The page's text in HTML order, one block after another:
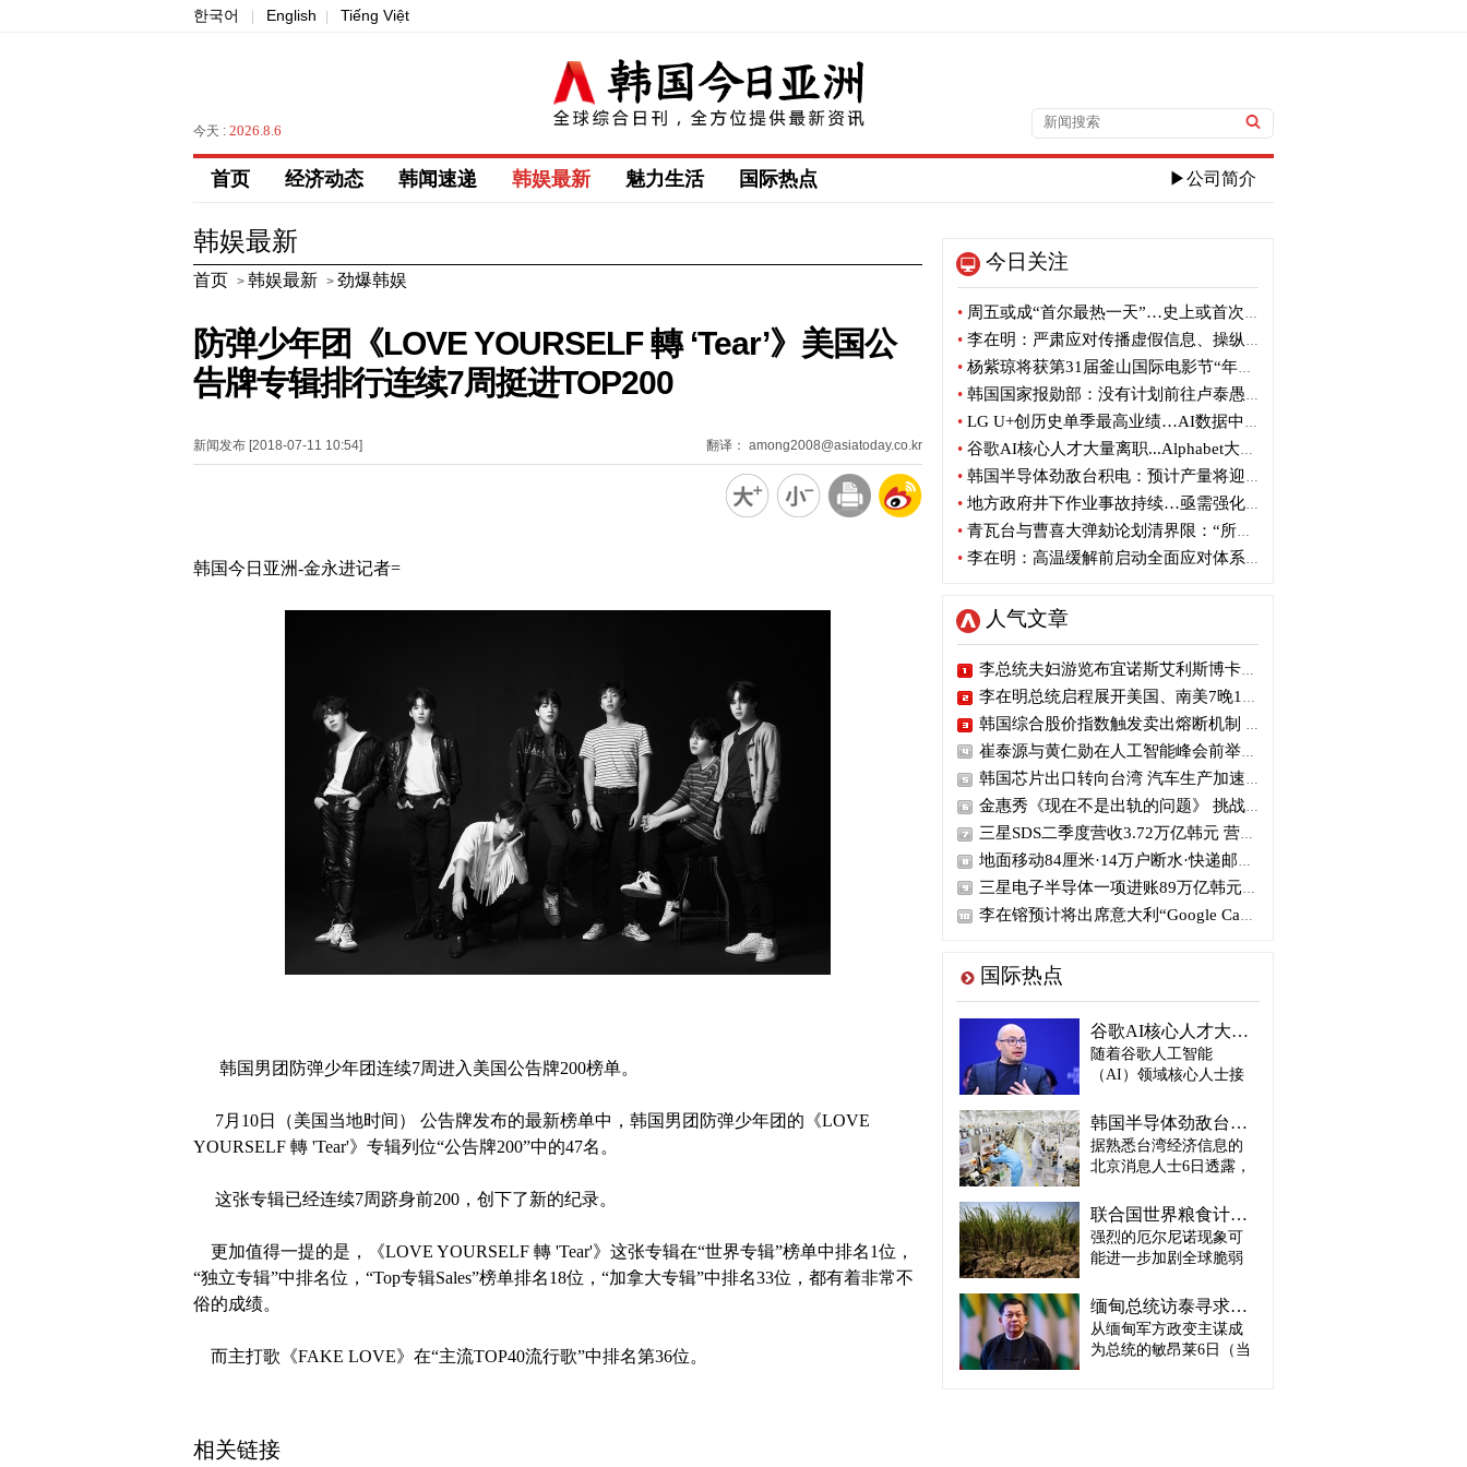
한국어 English Tiếng Việt
今天 : 2026.8.6
首页 经济动态 韩闻速递 韩娱最新 魅力生活 国际热点 ▶公司简介
韩娱最新
首页 > 韩娱最新 > 劲爆韩娱
防弹少年团《LOVE YOURSELF 轉 ‘Tear’》美国公
告牌专辑排行连续7周挺进TOP200
新闻发布 [2018-07-11 10:54] 翻译： among2008@asiatoday.co.kr
韩国今日亚洲-金永进记者=
韩国男团防弹少年团连续7周进入美国公告牌200榜单。
7月10日（美国当地时间） 公告牌发布的最新榜单中，韩国男团防弹少年团的《LOVE
YOURSELF 轉 'Tear'》专辑列位“公告牌200”中的47名。
这张专辑已经连续7周跻身前200，创下了新的纪录。
更加值得一提的是，《LOVE YOURSELF 轉 'Tear'》这张专辑在“世界专辑”榜单中排名1位，
“独立专辑”中排名位，“Top专辑Sales”榜单排名18位，“加拿大专辑”中排名33位，都有着非常不
俗的成绩。
而主打歌《FAKE LOVE》在“主流TOP40流行歌”中排名第36位。
相关链接
今日关注
• 周五或成“首尔最热一天”…史上或首次突破40℃高温
• 李在明：严肃应对传播虚假信息、操纵信息行为
• 杨紫琼将获第31届釜山国际电影节“年度亚洲电影人奖”
• 韩国国家报勋部：没有计划前往卢泰愚墓地参拜
• LG U+创历史单季最高业绩…AI数据中心营收增长29%
• 谷歌AI核心人才大量离职...Alphabet大规模调整管理层
• 韩国半导体劲敌台积电：预计产量将迎爆发式增长
• 地方政府井下作业事故持续…亟需强化安全管理措施
• 青瓦台与曹喜大弹劾论划清界限：“所谓认同并非事实”
• 李在明：高温缓解前启动全面应对体系...守护国民生命
人气文章
李总统夫妇游览布宜诺斯艾利斯博卡区后启程赴德
李在明总统启程展开美国、南美7晚11天访问
韩国综合股价指数触发卖出熔断机制 半导体股领跌
崔泰源与黄仁勋在人工智能峰会前举行晚宴会谈
韩国芯片出口转向台湾 汽车生产加速本地化美国
金惠秀《现在不是出轨的问题》 挑战黑色幽默
三星SDS二季度营收3.72万亿韩元 营业利润2318亿韩元
地面移动84厘米·14万户断水·快递邮政停摆...熊本陷入瘫痪
三星电子半导体一项进账89万亿韩元....刷新最高季度业绩
李在镕预计将出席意大利“Google Camp” 加快AI合作
国际热点
谷歌AI核心人才大量离职...Alphabet大规模调整管理层
随着谷歌人工智能
（AI）领域核心人士接
启动大规模领导层调
整。据路透社、彭博社
等主要外媒5日（当地时
间）报道。 据外媒报
战略设计的高级科学家
杰夫·迪恩结束27年谷歌
职业生涯，与桑杰·格马
瓦特、奥里奥尔·维尼亚
办了新兴初创企业
“Discovery Loop”。 该公
司以公益企业形式运
韩国半导体劲敌台积电：预计产量将迎爆发式增长
据熟悉台湾经济信息的
北京消息人士6日透露，
产成绩，主要得益于英
伟达、AMD、博通等主
要客户强劲的订单需
求。因此，台积电预计
足不断增长的市场需
求。 实际上，受人工智
能（AI）和高性能计算
（HPC）需求强劲增长
联合国世界粮食计划署：饥饿人口将增加4900万人
强烈的厄尔尼诺现象可
能进一步加剧全球脆弱
在升温。 据路透社报
道，联合国世界粮食计
划署（WFP）5日（当地
时间）发布报告称，到
缅甸总统访泰寻求合法性…泰国谋求“重新接触”
从缅甸军方政变主谋成
为总统的敏昂莱6日（当